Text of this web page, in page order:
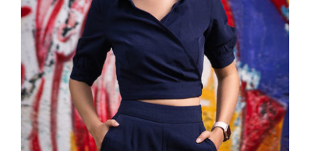
Dark Blouse